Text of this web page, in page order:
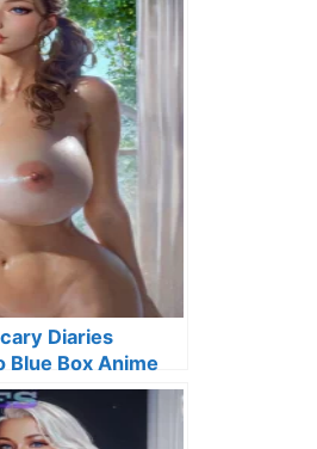
Diaries
Blue Box Anime